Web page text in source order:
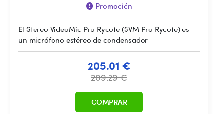
Promoción
El Stereo VideoMic Pro Rycote (SVM Pro Rycote) es
un micrófono estéreo de condensador
205.01 €
209.29 €
COMPRAR